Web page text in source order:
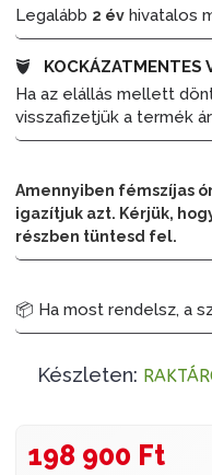
Legalább 2 év hivatalos
KOCKÁZATMENTES
Ha az elállás mellett
visszafizetjük a termék
Amennyiben fémszíjas
igazítjuk azt. Kérjük,
részben tüntesd fel.
📦 Ha most rendelsz, a
Készleten:
198 900 Ft